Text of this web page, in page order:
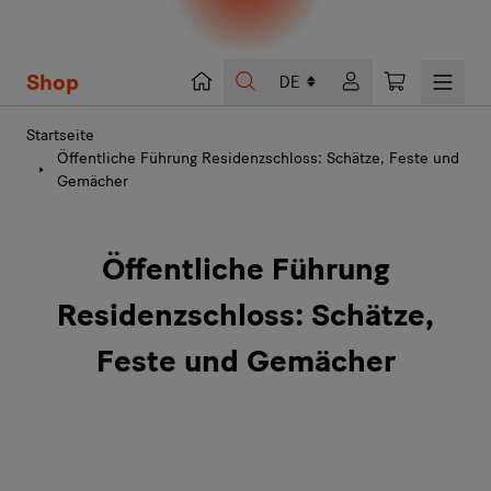
Shop Suche Warenkorb
Startseite
Öffentliche Führung Residenzschloss: Schätze, Feste und
Gemächer
Öffentliche Führung
Residenzschloss: Schätze,
Feste und Gemächer